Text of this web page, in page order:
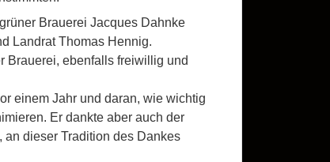
Brauerei Jacques Dahnke
Landrat Thomas Hennig.
Brauerei, ebenfalls freiwillig und
einem Jahr und daran, wie wichtig
Er dankte aber auch der
dieser Tradition des Dankes